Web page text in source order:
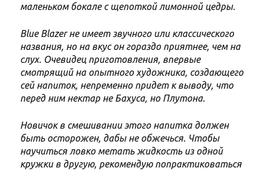
маленьком бокале с щепоткой лимонной цедры.
Blue Blazer не имеет звучного или классического
названия, но на вкус он гораздо приятнее, чем на
слух. Очевидец приготовления, впервые
смотрящий на опытного художника, создающего
сей напиток, непременно придет к выводу, что
перед ним нектар не Бахуса, но Плутона.
Новичок в смешивании этого напитка должен
быть осторожен, дабы не обжечься. Чтобы
научиться ловко метать жидкость из одной
кружки в другую, рекомендую попрактиковаться